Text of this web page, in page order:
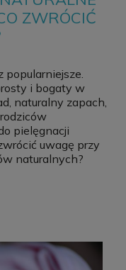
ZWRÓCIĆ
i bogaty w
naturalny zapach,
pielęgnacji
uwagę przy
naturalnych?